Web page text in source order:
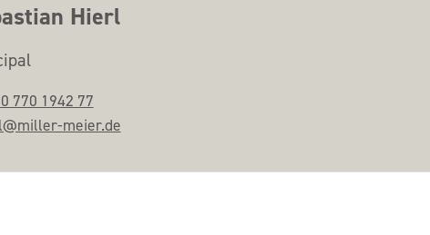
Hierl
770 1942 77
meier.de